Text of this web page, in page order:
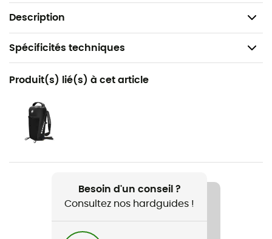
Description
Poids : 2 x 420 g
Spécificités techniques
Recommandé pour
Randonnée / Fast hiking
Genre
Femme
Poids
Nom du produit
Sertig II Mid GTX
Produit(s) lié(s) à cet article
Besoin d'un conseil ?
Consultez nos hardguides !